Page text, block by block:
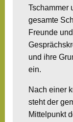
Tschammer
gesamte
Freunde
und ihre
ein.
Nach einer
steht der
Mittelpunkt